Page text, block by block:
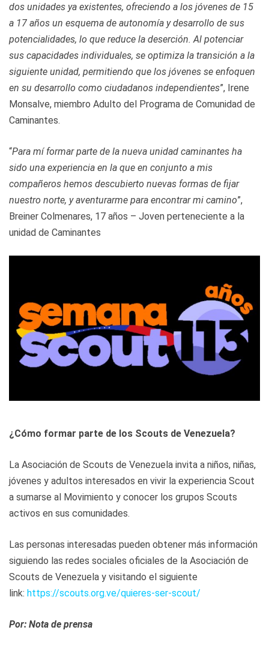
dos unidades ya existentes, ofreciendo a los jóvenes de 15
a 17 años un esquema de autonomía y desarrollo de sus
potencialidades, lo que reduce la deserción. Al potenciar
sus capacidades individuales, se optimiza la transición a la
siguiente unidad, permitiendo que los jóvenes se enfoquen
en su desarrollo como ciudadanos independientes”, Irene
Monsalve, miembro Adulto del Programa de Comunidad de
Caminantes.
“Para mí formar parte de la nueva unidad caminantes ha
sido una experiencia en la que en conjunto a mis
compañeros hemos descubierto nuevas formas de fijar
nuestro norte, y aventurarme para encontrar mi camino”,
Breiner Colmenares, 17 años – Joven perteneciente a la
unidad de Caminantes
¿Cómo formar parte de los Scouts de Venezuela?
La Asociación de Scouts de Venezuela invita a niños, niñas,
jóvenes y adultos interesados en vivir la experiencia Scout
a sumarse al Movimiento y conocer los grupos Scouts
activos en sus comunidades.
Las personas interesadas pueden obtener más información
siguiendo las redes sociales oficiales de la Asociación de
Scouts de Venezuela y visitando el siguiente
link: https://scouts.org.ve/quieres-ser-scout/
Por: Nota de prensa